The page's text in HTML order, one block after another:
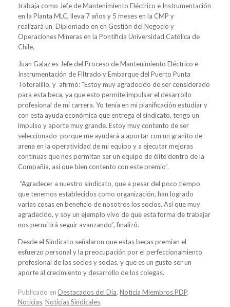
trabaja como Jefe de Mantenimiento Eléctrico e Instrumentación
en la Planta MLC, lleva 7 años y 5 meses en la CMP y
realizará un Diplomado en en Gestión del Negocio y
Operaciones Mineras en la Pontificia Universidad Católica de
Chile.
Juan Galaz es Jefe del Proceso de Mantenimiento Eléctrico e
Instrumentación de Filtrado y Embarque del Puerto Punta
Totoralillo, y afirmó: “Estoy muy agradecido de ser considerado
para esta beca, ya que esto permite impulsar el desarrollo
profesional de mi carrera. Yo tenía en mi planificación estudiar y
con esta ayuda económica que entrega el sindicato, tengo un
impulso y aporte muy grande. Estoy muy contento de ser
seleccionado porque me ayudará a aportar con un granito de
arena en la operatividad de mi equipo y a ejecutar mejoras
continuas que nos permitan ser un equipo de élite dentro de la
Compañía, así que bien contento con este premio”.
“Agradecer a nuestro sindicato, que a pesar del poco tiempo
que tenemos establecidos como organización, han logrado
varias cosas en beneficio de nosotros los socios. Así que muy
agradecido, y soy un ejemplo vivo de que esta forma de trabajar
nos permitirá seguir avanzando”, finalizó.
Desde el Sindicato señalaron que estas becas premian el
esfuerzo personal y la preocupación por el perfeccionamiento
profesional de los socios y socias, y que es un gusto ser un
aporte al crecimiento y desarrollo de los colegas.
Publicado en Destacados del Día, Noticia Miembros PDP,
Noticias, Noticias Sindicales.